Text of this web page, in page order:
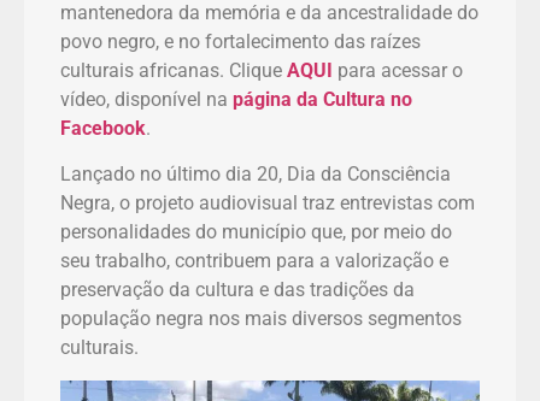
mantenedora da memória e da ancestralidade do
povo negro, e no fortalecimento das raízes
culturais africanas. Clique AQUI para acessar o
vídeo, disponível na página da Cultura no
Facebook.
Lançado no último dia 20, Dia da Consciência
Negra, o projeto audiovisual traz entrevistas com
personalidades do município que, por meio do
seu trabalho, contribuem para a valorização e
preservação da cultura e das tradições da
população negra nos mais diversos segmentos
culturais.